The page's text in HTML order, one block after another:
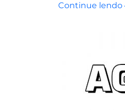
Continue lendo